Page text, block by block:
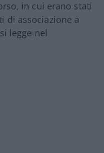
in cui erano stati
di associazione a
legge nel